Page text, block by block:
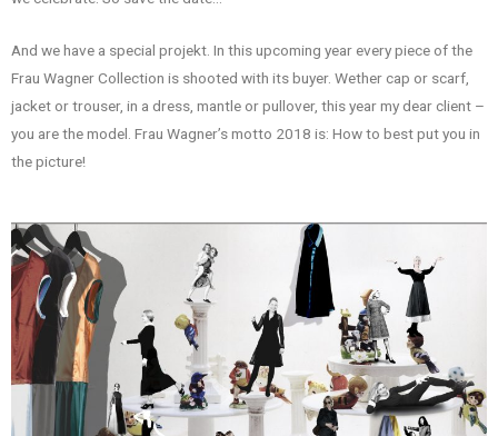
And we have a special projekt. In this upcoming year every piece of the
Frau Wagner Collection is shooted with its buyer. Wether cap or scarf,
jacket or trouser, in a dress, mantle or pullover, this year my dear client –
you are the model. Frau Wagner’s motto 2018 is: How to best put you in
the picture!